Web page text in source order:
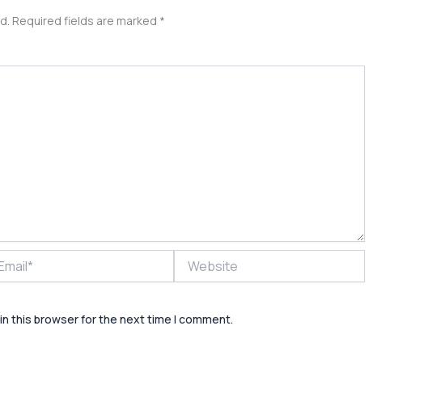
Required fields are marked *
this browser for the next time I comment.